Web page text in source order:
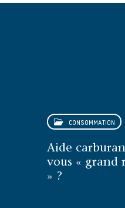
CONSOMMATION
Aide
vous « grand
» ?